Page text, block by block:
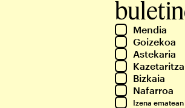
Mendia
Goizekoa
Astekaria
Kazetaritza
Bizkaia
Nafarroa
Izena ematean